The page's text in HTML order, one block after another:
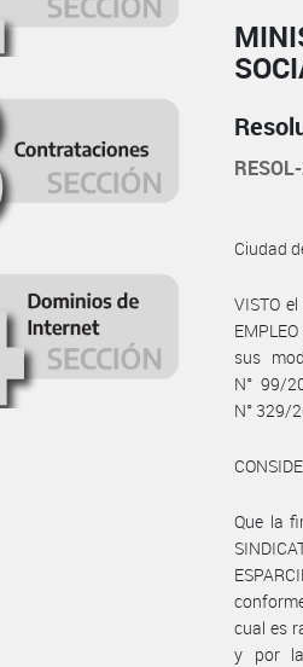
Ciudad
VISTO
sus
N° 99/
N° 329/
Que la
cual es
y por la